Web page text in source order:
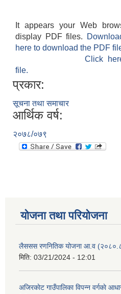
It appears your Web
display PDF files.
here to download the PDF
Click
file.
प्रकार:
सूचना तथा समाचार
आर्थिक वर्ष:
२०७८/०७९
योजना तथा परियोजना
लैससस रणनितिक योजना आ.व
मिति: 03/21/2024 - 12:01
अजिरकाेट गाउँपालिका विपन्न वर्गकाे